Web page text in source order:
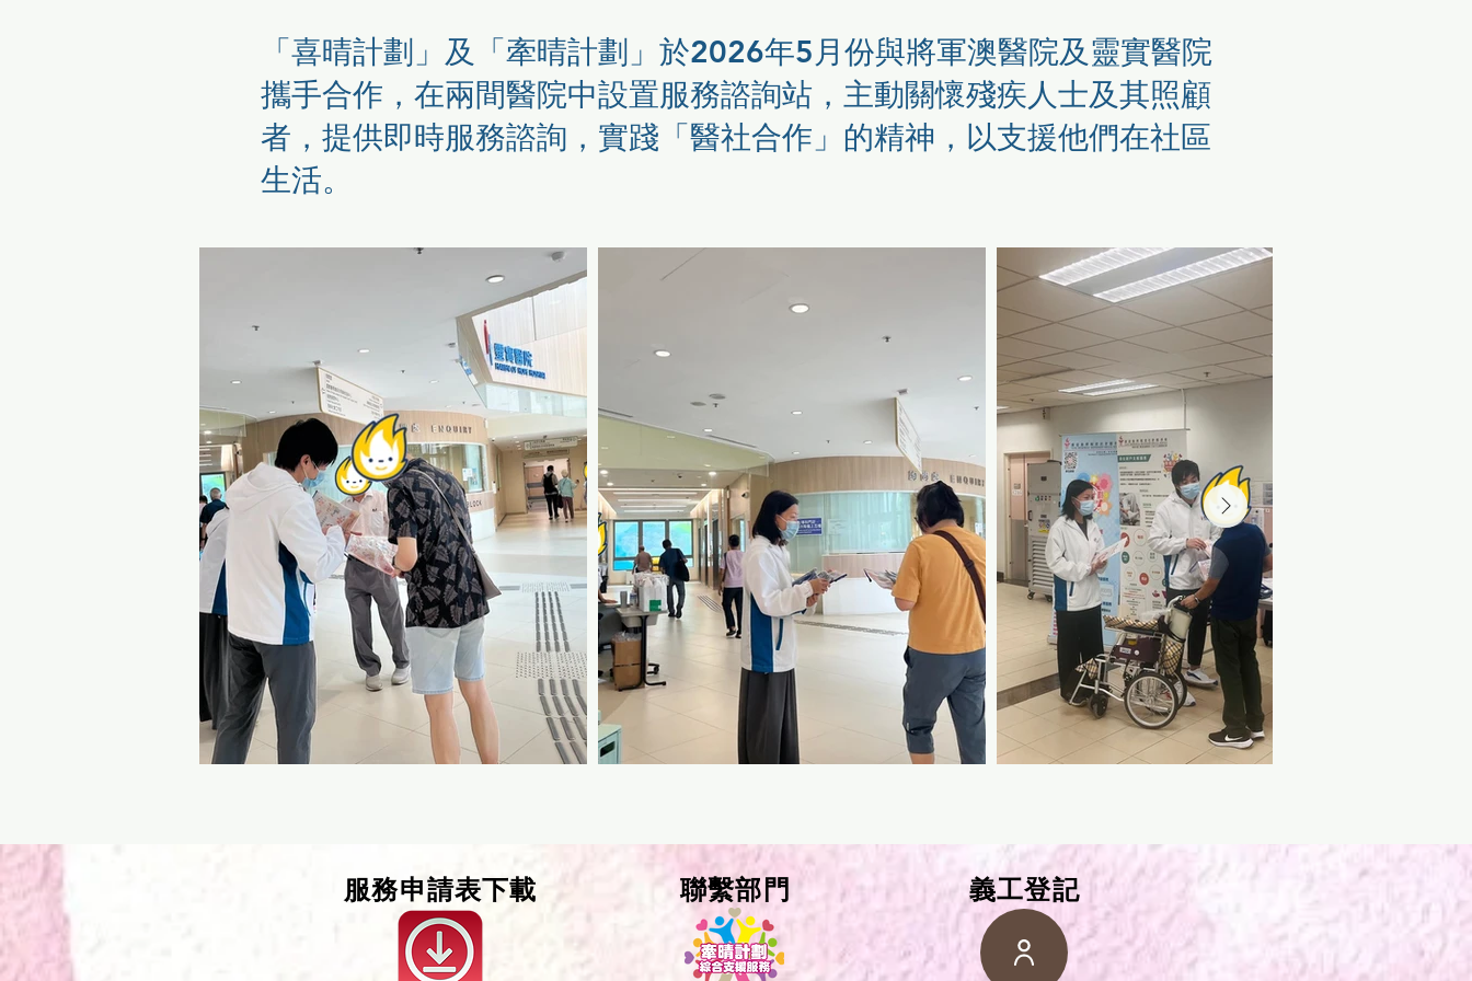
「喜晴計劃」及「牽晴計劃」於2026年5月份與將軍澳醫院及靈實醫院
攜手合作，在兩間醫院中設置服務諮詢站，主動關懷殘疾人士及其照顧
者，提供即時服務諮詢，實踐「醫社合作」的精神，以支援他們在社區
生活。
服務申請表下載 聯繫部門 ​義工登記